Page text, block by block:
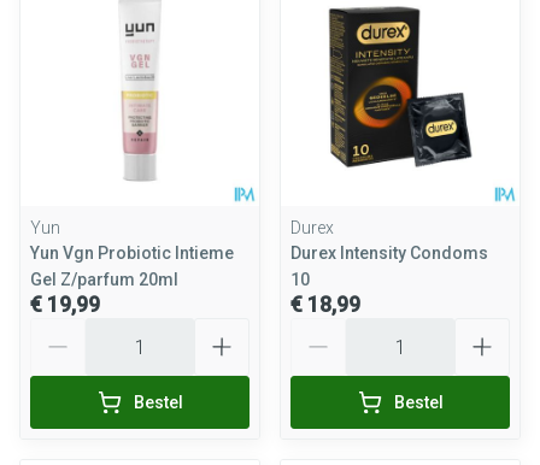
Yun
Yun Vgn Probiotic Intieme
Gel Z/parfum 20ml
€ 19,99
Bestel
Durex
Durex Intensity Condoms
10
€ 18,99
Bestel